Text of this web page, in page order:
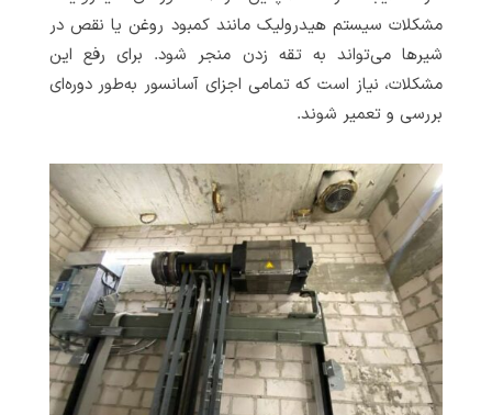
مشکلات سیستم هیدرولیک مانند کمبود روغن یا نقص در
شیرها می‌تواند به تقه زدن منجر شود. برای رفع این
مشکلات، نیاز است که تمامی اجزای آسانسور به‌طور دوره‌ای
بررسی و تعمیر شوند.